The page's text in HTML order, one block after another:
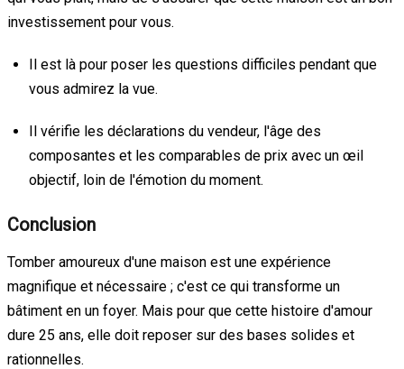
investissement pour vous.
Il est là pour poser les questions difficiles pendant que
vous admirez la vue.
Il vérifie les déclarations du vendeur, l'âge des
composantes et les comparables de prix avec un œil
objectif, loin de l'émotion du moment.
Conclusion
Tomber amoureux d'une maison est une expérience
magnifique et nécessaire ; c'est ce qui transforme un
bâtiment en un foyer. Mais pour que cette histoire d'amour
dure 25 ans, elle doit reposer sur des bases solides et
rationnelles.